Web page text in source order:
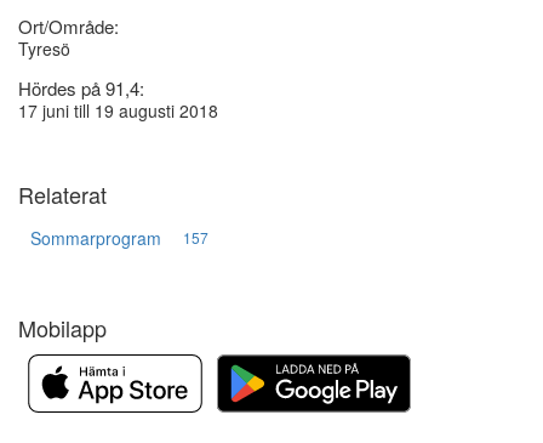
Ort/Område:
Tyresö
Hördes på 91,4:
17 juni till 19 augusti 2018
Relaterat
Sommarprogram 157
Mobilapp